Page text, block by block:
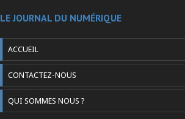
LE JOURNAL DU NUMÉRIQUE
ACCUEIL
CONTACTEZ-NOUS
QUI SOMMES NOUS ?